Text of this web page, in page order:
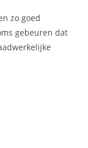
zo goed
gebeuren dat